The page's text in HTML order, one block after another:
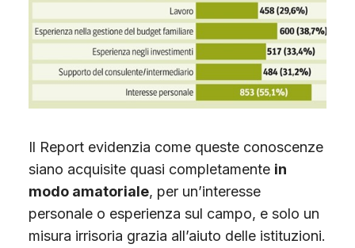
Il Report evidenzia come queste conoscenze
siano acquisite quasi completamente in
modo amatoriale, per un’interesse
personale o esperienza sul campo, e solo un
misura irrisoria grazia all’aiuto delle istituzioni.